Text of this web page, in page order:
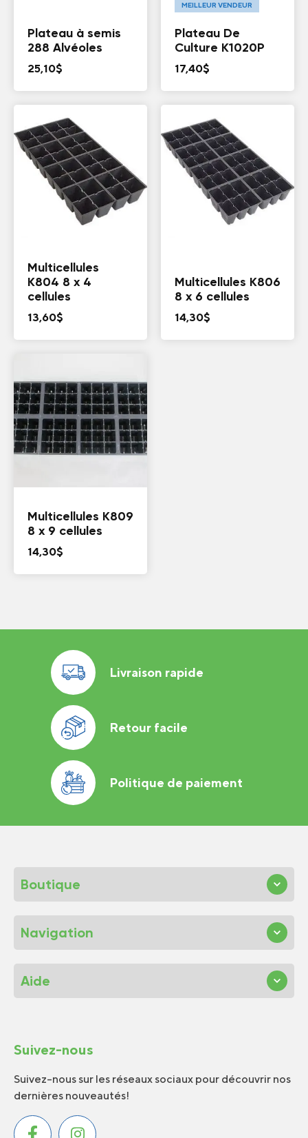
Plateau à semis
288 Alvéoles
25,10$
MEILLEUR VENDEUR
Plateau De
Culture K1020P
17,40$
Multicellules
K804 8 x 4
cellules
13,60$
Multicellules K806
8 x 6 cellules
14,30$
Multicellules K809
8 x 9 cellules
14,30$
Livraison rapide
Retour facile
Politique de paiement
Boutique
Navigation
Aide
Suivez-nous
Suivez-nous sur les réseaux sociaux pour découvrir nos
dernières nouveautés!